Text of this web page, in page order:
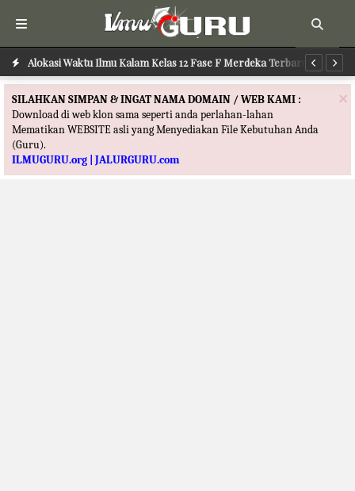
Alokasi Waktu Ilmu Kalam Kelas 12 Fase F Merdeka Terbaru
×
SILAHKAN SIMPAN & INGAT NAMA DOMAIN / WEB KAMI :
Download di web klon sama seperti anda perlahan-lahan
Mematikan WEBSITE asli yang Menyediakan File Kebutuhan Anda
(Guru).
ILMUGURU.org | JALURGURU.com